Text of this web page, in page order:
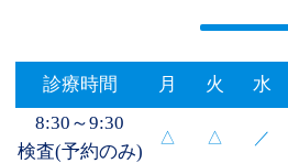
診療時間 月 火 水
8:30～9:30
検査(予約のみ)
△ △ ／